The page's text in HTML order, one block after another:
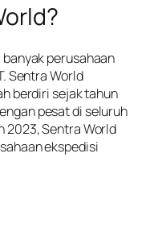
perusahaan
Sentra World
berdiri sejak tahun
pesat di seluruh
2023, Sentra World
ekspedisi